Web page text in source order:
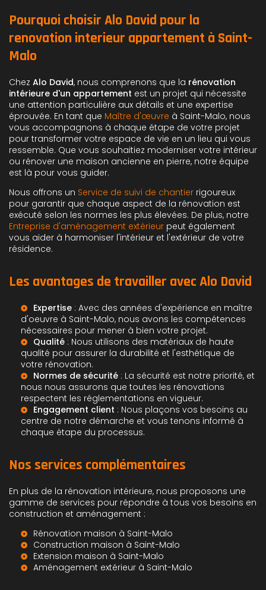
Pourquoi choisir Alo David pour la
renovation interieur appartement à Saint-
Malo
Chez Alo David, nous comprenons que la rénovation
intérieure d'un appartement est un projet qui nécessite
une attention particulière aux détails et une expertise
éprouvée. En tant que Maître d'œuvre à Saint-Malo, nous
vous accompagnons à chaque étape de votre projet
pour transformer votre espace de vie en un lieu qui vous
ressemble. Que vous souhaitiez moderniser votre intérieur
ou rénover une maison ancienne en pierre, notre équipe
est là pour vous guider.
Nous offrons un Service de suivi de chantier rigoureux
pour garantir que chaque aspect de la rénovation est
exécuté selon les normes les plus élevées. De plus, notre
Entreprise d'aménagement extérieur peut également
vous aider à harmoniser l'intérieur et l'extérieur de votre
résidence.
Les avantages de travailler avec Alo David
Expertise : Avec des années d'expérience en maître
d'oeuvre à Saint-Malo, nous avons les compétences
nécessaires pour mener à bien votre projet.
Qualité : Nous utilisons des matériaux de haute
qualité pour assurer la durabilité et l'esthétique de
votre rénovation.
Normes de sécurité : La sécurité est notre priorité, et
nous nous assurons que toutes les rénovations
respectent les réglementations en vigueur.
Engagement client : Nous plaçons vos besoins au
centre de notre démarche et vous tenons informé à
chaque étape du processus.
Nos services complémentaires
En plus de la rénovation intérieure, nous proposons une
gamme de services pour répondre à tous vos besoins en
construction et aménagement :
Rénovation maison à Saint-Malo
Construction maison à Saint-Malo
Extension maison à Saint-Malo
Aménagement extérieur à Saint-Malo